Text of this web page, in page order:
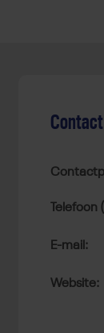
Contact
Telefoon
E-mail:
Website: